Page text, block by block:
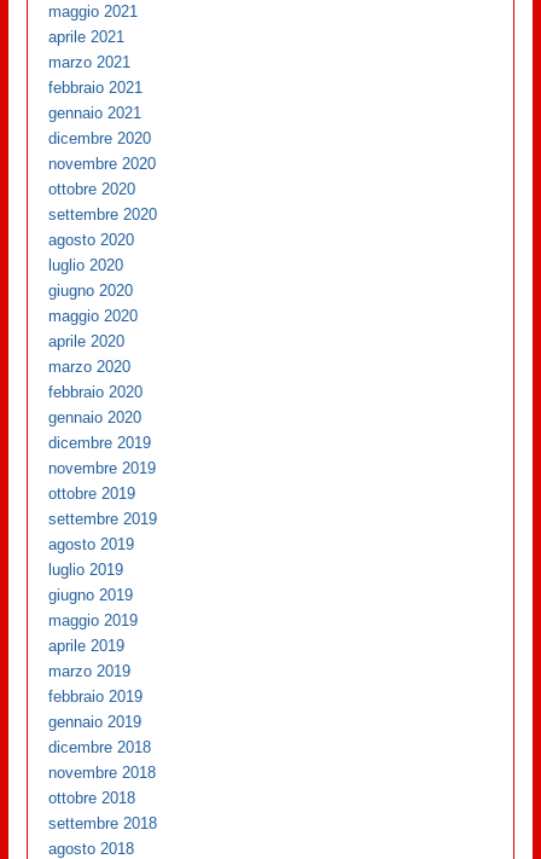
maggio 2021
aprile 2021
marzo 2021
febbraio 2021
gennaio 2021
dicembre 2020
novembre 2020
ottobre 2020
settembre 2020
agosto 2020
luglio 2020
giugno 2020
maggio 2020
aprile 2020
marzo 2020
febbraio 2020
gennaio 2020
dicembre 2019
novembre 2019
ottobre 2019
settembre 2019
agosto 2019
luglio 2019
giugno 2019
maggio 2019
aprile 2019
marzo 2019
febbraio 2019
gennaio 2019
dicembre 2018
novembre 2018
ottobre 2018
settembre 2018
agosto 2018